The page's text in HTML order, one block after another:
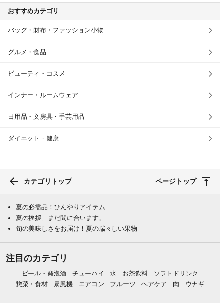
おすすめカテゴリ
バッグ・財布・ファッション小物
グルメ・食品
ビューティ・コスメ
インナー・ルームウェア
日用品・文房具・手芸用品
ダイエット・健康
カテゴリトップ ページトップ
夏の必需品！ひんやりアイテム
夏の挨拶、まだ間に合います。
旬の美味しさをお届け！夏の瑞々しい果物
注目のカテゴリ
ビール・発泡酒 チューハイ 水 お茶飲料
ソフトドリンク
惣菜・食材
扇風機 エアコン フルーツ ヘアケア 肉 ウナギ